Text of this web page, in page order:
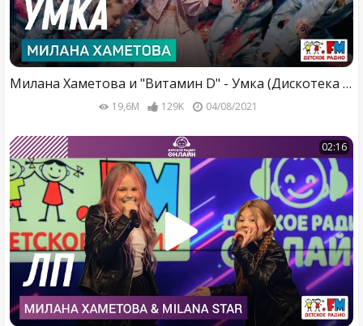
Милана Хаметова и "Витамин D" - Умка (Дискотека Детского радио 2021)
19,6M 129K 04/08/2021
02:16